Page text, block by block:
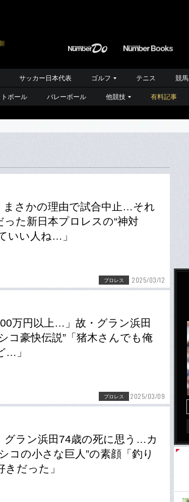
サッカー日本代表 ゴルフ テニス 競馬
ボール バレーボール 他競技 有料記事
まさかの理由で試合中止…それ
た新日本プロレスの“神対
いい人ね…」
プロレス 2025/03/12
万円以上…」故・グラン浜田
コ豪快伝説”「猪木さんでも俺
…」
プロレス 2025/03/09
グラン浜田74歳の死に思う…カ
コの小さな巨人”の素顔「釣り
だった」